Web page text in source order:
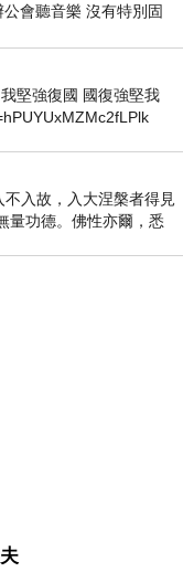
會聽音樂 沒有特別固
固定聽'90
堅強復國 國復強堅我
入故，入大涅槃者得見
量功德。佛性亦爾，悉